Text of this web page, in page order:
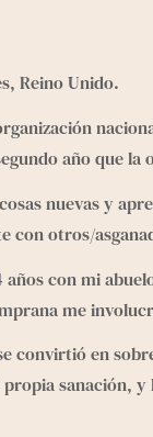
Reino Unido.
año que
nuevas y
con otros/
con mi
me
convirtió en
sanación,